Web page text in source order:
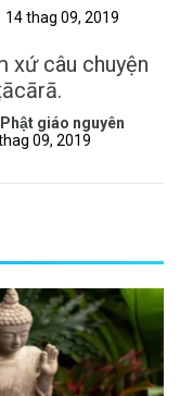
14 thag 09, 2019
xứ câu chuyện
giáo nguyên
09, 2019